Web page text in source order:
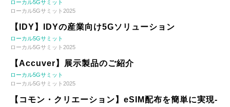
ローカル5Gサミット
ローカル5Gサミット2025
【IDY】IDYの産業向け5Gソリューション
ローカル5Gサミット
ローカル5Gサミット2025
【Accuver】展示製品のご紹介
ローカル5Gサミット
ローカル5Gサミット2025
【コモン・クリエーション】eSIM配布を簡単に実現-